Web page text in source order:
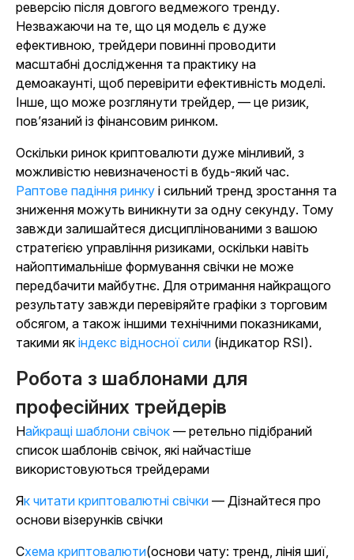
реверсію після довгого ведмежого тренду.
Незважаючи на те, що ця модель є дуже
ефективною, трейдери повинні проводити
масштабні дослідження та практику на
демоакаунті, щоб перевірити ефективність моделі.
Інше, що може розглянути трейдер, — це ризик,
пов’язаний із фінансовим ринком.
Оскільки ринок криптовалюти дуже мінливий, з
можливістю невизначеності в будь-який час.
Раптове падіння ринку і сильний тренд зростання та
зниження можуть виникнути за одну секунду. Тому
завжди залишайтеся дисциплінованими з вашою
стратегією управління ризиками, оскільки навіть
найоптимальніше формування свічки не може
передбачити майбутнє. Для отримання найкращого
результату завжди перевіряйте графіки з торговим
обсягом, а також іншими технічними показниками,
такими як індекс відносної сили (індикатор RSI).
Робота з шаблонами для
професійних трейдерів
Найкращі шаблони свічок — ретельно підібраний
список шаблонів свічок, які найчастіше
використовуються трейдерами
Як читати криптовалютні свічки — Дізнайтеся про
основи візерунків свічки
Схема криптовалюти(основи чату: тренд, лінія шиї,